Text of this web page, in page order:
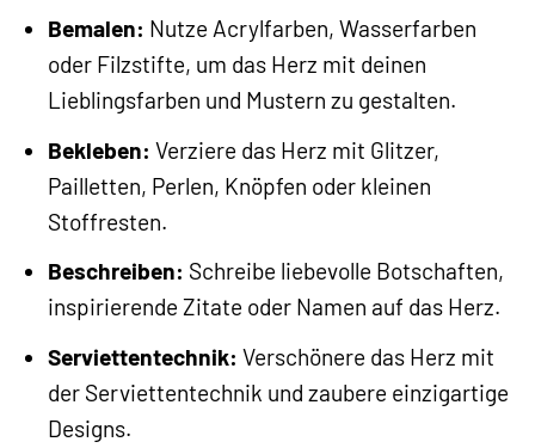
Bemalen: Nutze Acrylfarben, Wasserfarben
oder Filzstifte, um das Herz mit deinen
Lieblingsfarben und Mustern zu gestalten.
Bekleben: Verziere das Herz mit Glitzer,
Pailletten, Perlen, Knöpfen oder kleinen
Stoffresten.
Beschreiben: Schreibe liebevolle Botschaften,
inspirierende Zitate oder Namen auf das Herz.
Serviettentechnik: Verschönere das Herz mit
der Serviettentechnik und zaubere einzigartige
Designs.